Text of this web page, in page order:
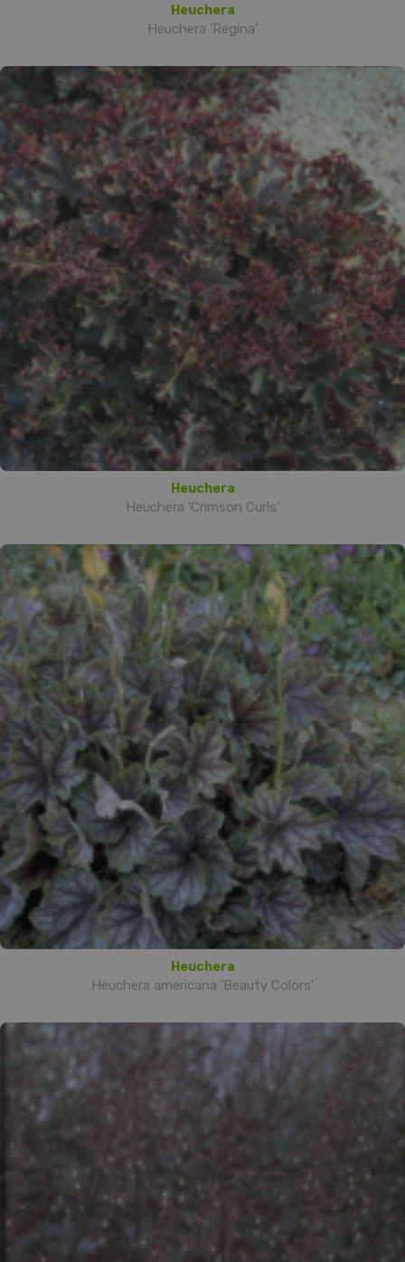
Heuchera
Heuchera 'Regina'
Heuchera
Heuchera 'Crimson Curls'
Heuchera
Heuchera americana 'Beauty Colors'